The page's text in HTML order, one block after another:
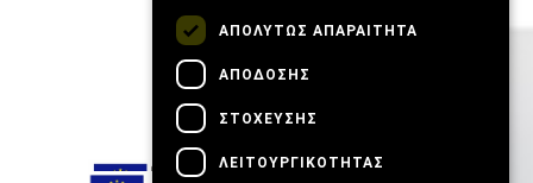
ΑΠΟΛΎΤΩΣ ΑΠΑΡΑΊΤΗΤΑ
ΑΠΌΔΟΣΗΣ
ΣΤΌΧΕΥΣΗΣ
ΛΕΙΤΟΥΡΓΙΚΌΤΗΤΑΣ